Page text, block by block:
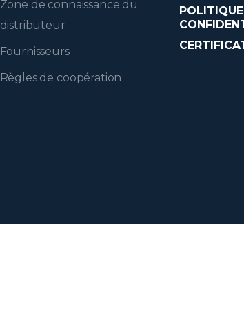
Zone de connaissance du
distributeur
Fournisseurs
Règles de coopération